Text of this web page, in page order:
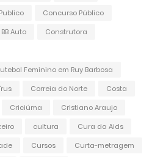
Concurso Público
Auto
Construtora
Feminino em Ruy Barbosa
Correia do Norte
Costa
Criciúma
Cristiano Araujo
cultura
Cura da Aids
Cursos
Curta-metragem